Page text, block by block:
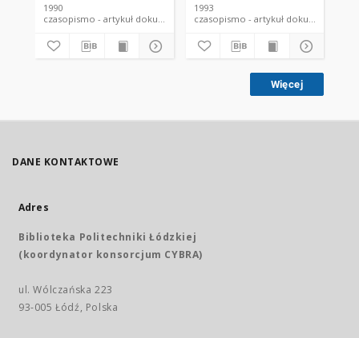
and other issues
related to health
1990
czasopismo - artykuł dokument piśmienniczy
1993
czasopismo - artykuł
Więcej
DANE KONTAKTOWE
Adres
Biblioteka Politechniki Łódzkiej
(koordynator konsorcjum CYBRA)
ul. Wólczańska 223
93-005 Łódź, Polska